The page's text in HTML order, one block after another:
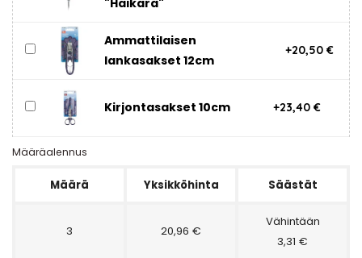
"Haikara"
Ammattilaisen
lankasakset 12cm
+20,50 €
Kirjontasakset 10cm +23,40 €
Määräalennus
Määrä Yksikköhinta Säästät
3 20,96 €
Vähintään
3,31 €